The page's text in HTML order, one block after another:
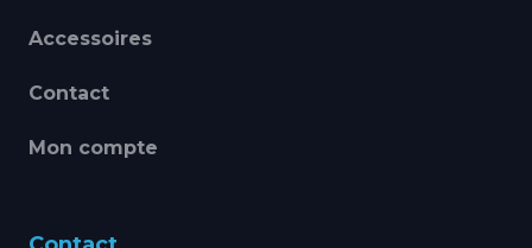
Accessoires
Contact
Mon compte